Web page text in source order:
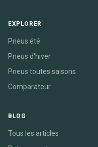
EXPLORER
Pneus été
Pneus d'hiver
Pneus toutes saisons
Comparateur
BLOG
Tous les articles